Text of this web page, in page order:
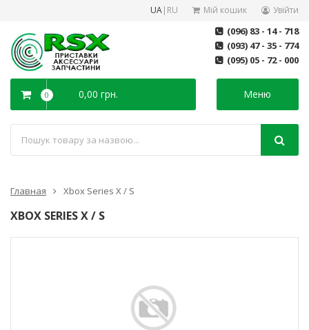
UA| RU Мій кошик Увійти
(096) 83 - 14 - 718
(093) 47 - 35 - 774
(095) 05 - 72 - 000
Меню
0 0,00 грн.
Главная Xbox Series X / S
XBOX SERIES X / S